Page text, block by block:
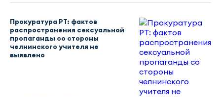
Прокуратура РТ: фактов
распространения сексуальной
пропаганды со стороны
челнинского учителя не
выявлено